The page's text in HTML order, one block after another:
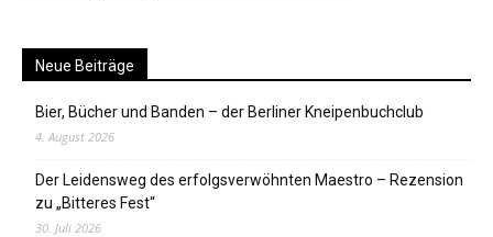
Neue Beiträge
Bier, Bücher und Banden – der Berliner Kneipenbuchclub
4. August 2026
Der Leidensweg des erfolgsverwöhnten Maestro – Rezension
zu „Bitteres Fest“
30. Juli 2026